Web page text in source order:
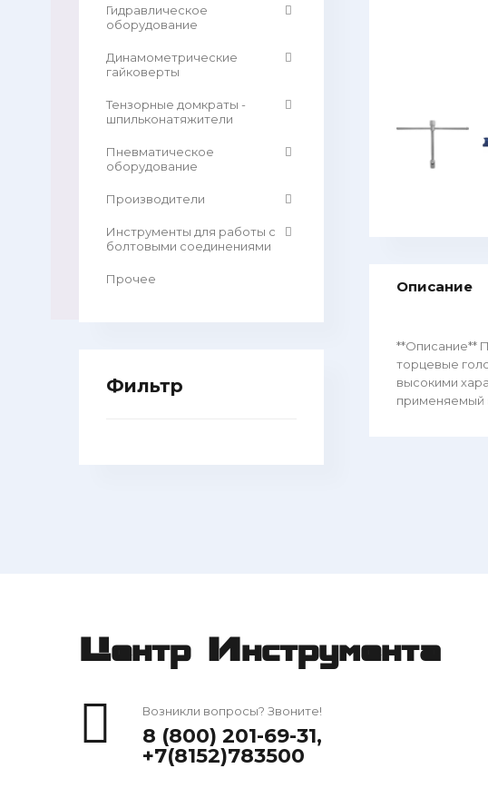
Описание
**Описание**
торцевые
высокими
применяемый
Гидравлическое
оборудование
Динамометрические
гайковерты
Тензорные домкраты -
шпильконатяжители
Пневматическое
оборудование
Производители
Инструменты для работы с
болтовыми соединениями
Прочее
Фильтр
Центр Инструмента
Возникли вопросы? Звоните!
8 (800) 201-69-31,
+7(8152)783500